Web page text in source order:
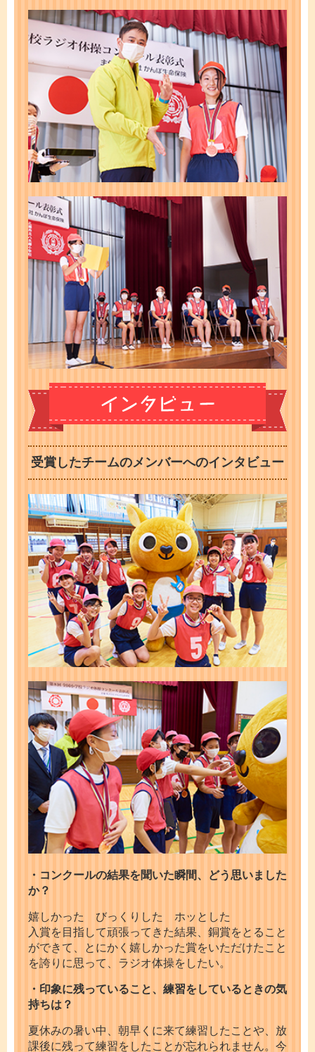
受賞したチームのメンバーへのインタビュー
・コンクールの結果を聞いた瞬間、どう思いました
か？
嬉しかった びっくりした ホッとした
入賞を目指して頑張ってきた結果、銅賞をとること
ができて、とにかく嬉しかった賞をいただけたこと
を誇りに思って、ラジオ体操をしたい。
・印象に残っていること、練習をしているときの気
持ちは？
夏休みの暑い中、朝早くに来て練習したことや、放
課後に残って練習をしたことが忘れられません。今